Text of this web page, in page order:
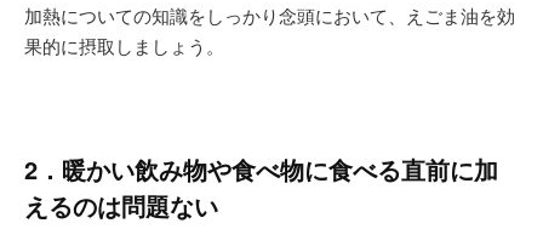
加熱についての知識をしっかり念頭において、えごま油を効
果的に摂取しましょう。
2．暖かい飲み物や食べ物に食べる直前に加
えるのは問題ない